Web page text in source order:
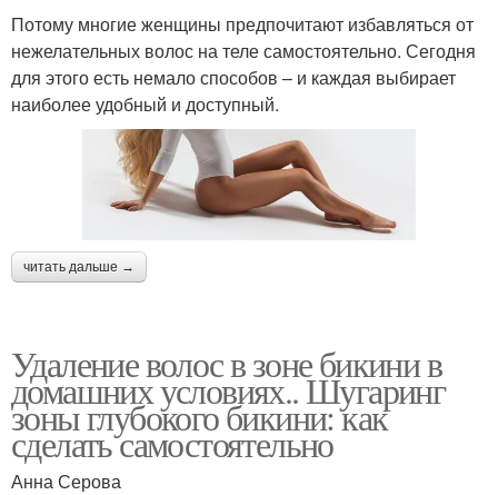
Потому многие женщины предпочитают избавляться от
нежелательных волос на теле самостоятельно. Сегодня
для этого есть немало способов – и каждая выбирает
наиболее удобный и доступный.
читать дальше →
Удаление волос в зоне бикини в
домашних условиях.. Шугаринг
зоны глубокого бикини: как
сделать самостоятельно
Анна Серова